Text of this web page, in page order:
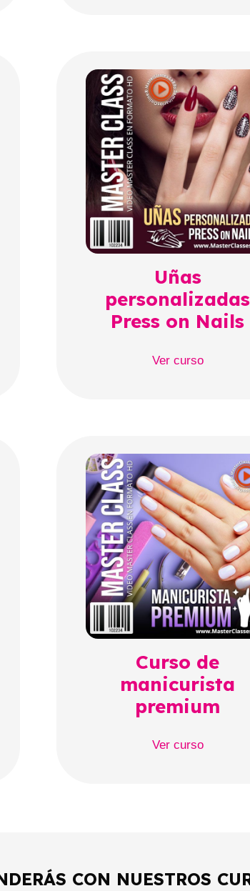
Uñas
personalizadas
Press on Nails
Ver curso
Curso de
manicurista
premium
Ver curso
CON NUESTROS